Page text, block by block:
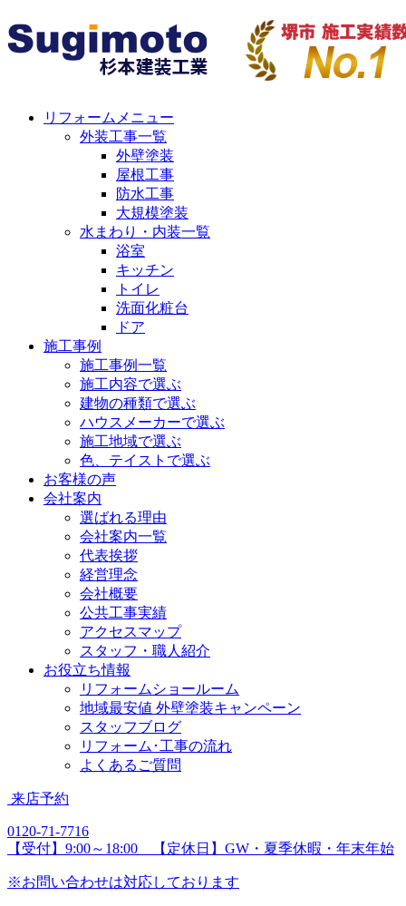
リフォームメニュー
外装工事一覧
外壁塗装
屋根工事
防水工事
大規模塗装
水まわり・内装一覧
浴室
キッチン
トイレ
洗面化粧台
ドア
施工事例
施工事例一覧
施工内容で選ぶ
建物の種類で選ぶ
ハウスメーカーで選ぶ
施工地域で選ぶ
色、テイストで選ぶ
お客様の声
会社案内
選ばれる理由
会社案内一覧
代表挨拶
経営理念
会社概要
公共工事実績
アクセスマップ
スタッフ・職人紹介
お役立ち情報
リフォームショールーム
地域最安値 外壁塗装キャンペーン
スタッフブログ
リフォーム･工事の流れ
よくあるご質問
来店予約
0120-71-7716
【受付】9:00～18:00 【定休日】GW・夏季休暇・年末年始
※お問い合わせは対応しております